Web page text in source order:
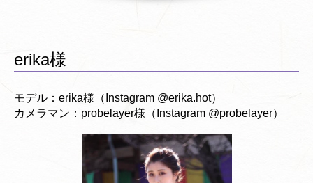
erika様
モデル：erika様（Instagram @erika.hot）
カメラマン：probelayer様（Instagram @probelayer）